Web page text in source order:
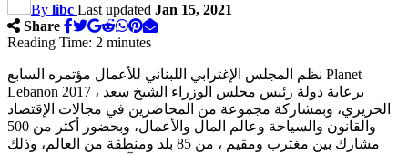
By libc Last updated Jan 15, 2021
Share
Reading Time: 2 minutes
نظم المجلس الإغترابي اللبناني للأعمال مؤتمره السابع Planet
Lebanon 2017 ، برعاية دولة رئيس مجلس الوزراء الشيخ سعد
الحريري، وبمشاركة مجموعة من المحاضرين في مجالات الإقتصاد
والقانون والسياحة وعالم المال والأعمال، وبحضور أكثر من 500
مشارك بين مغترب ومقيم ، من 85 بلد ومنطقة من العالم، وذلك